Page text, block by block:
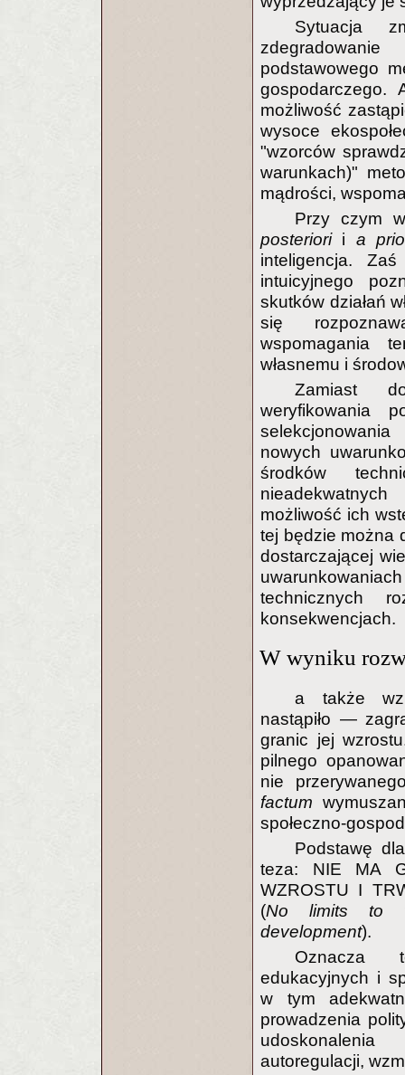
Sytuacja
podstawowego
gospodarczego.
możliwość
wysoce
"wzorców
warunkach)"
mądrości,
Przy czym
posteriori i a
inteligencja.
intuicyjnego
skutków działań
się
wspomagania
własnemu i
Zamiast
weryfikowania
nowych
środków
możliwość ich
tej będzie można
dostarczającej
technicznych
konsekwencjach.
W wyniku
a także
nastąpiło —
granic jej
pilnego
nie
factum
społeczno-
Podstawę
teza: NIE MA
WZROSTU I
(No limits to
development).
Oznacza
edukacyjnych i
w tym
prowadzenia
udoskonalenia
autoregulacji,